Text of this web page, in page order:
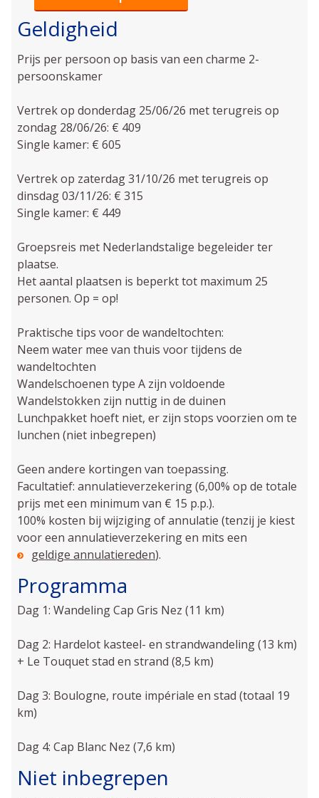
Geldigheid
Prijs per persoon op basis van een charme 2-
persoonskamer
Vertrek op donderdag 25/06/26 met terugreis op
zondag 28/06/26: € 409
Single kamer: € 605
Vertrek op zaterdag 31/10/26 met terugreis op
dinsdag 03/11/26: € 315
Single kamer: € 449
Groepsreis met Nederlandstalige begeleider ter
plaatse.
Het aantal plaatsen is beperkt tot maximum 25
personen. Op = op!
Praktische tips voor de wandeltochten:
Neem water mee van thuis voor tijdens de
wandeltochten
Wandelschoenen type A zijn voldoende
Wandelstokken zijn nuttig in de duinen
Lunchpakket hoeft niet, er zijn stops voorzien om te
lunchen (niet inbegrepen)
Geen andere kortingen van toepassing.
Facultatief: annulatieverzekering (6,00% op de totale
prijs met een minimum van € 15 p.p.).
100% kosten bij wijziging of annulatie (tenzij je kiest
voor een annulatieverzekering en mits een
geldige annulatiereden).
Programma
Dag 1: Wandeling Cap Gris Nez (11 km)
Dag 2: Hardelot kasteel- en strandwandeling (13 km)
+ Le Touquet stad en strand (8,5 km)
Dag 3: Boulogne, route impériale en stad (totaal 19
km)
Dag 4: Cap Blanc Nez (7,6 km)
Niet inbegrepen